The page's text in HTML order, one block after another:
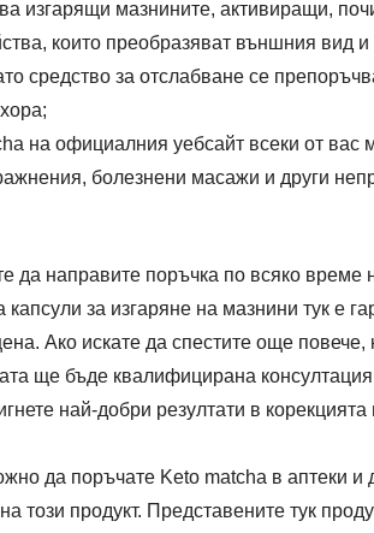
изгарящи мазнините, активиращи,
които преобразяват външния вид
средство за отслабване се
на официалния уебсайт всеки от вас
болезнени масажи и други
да направите поръчка по всяко време
за изгаряне на мазнини тук е
Ако искате да спестите още
ще бъде квалифицирана консултация
най-добри резултати в корекцията
да поръчате Keto matcha в аптеки и
продукт. Представените тук